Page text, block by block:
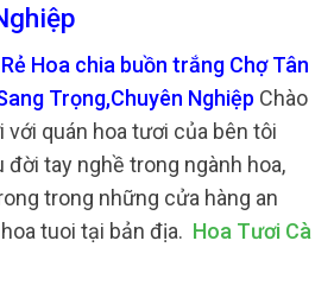
Hoa chia buồn trắng Chợ Tân
Trọng,Chuyên Nghiệp Chào
quán hoa tươi của bên tôi
đời tay nghề trong ngành hoa,
trong những cửa hàng an
tuoi tại bản địa. Hoa Tươi Cà